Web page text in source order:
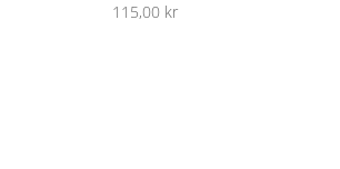
115,00 kr